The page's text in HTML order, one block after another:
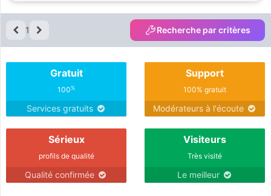
1 Recherche par critères
Gratuit
100%
Services gratuits
Support
100% gratuit
Modérateurs à l'écoute
Sérieux
profils de qualité
Qualité confirmée
Visiteurs
Très visité
Le meilleur